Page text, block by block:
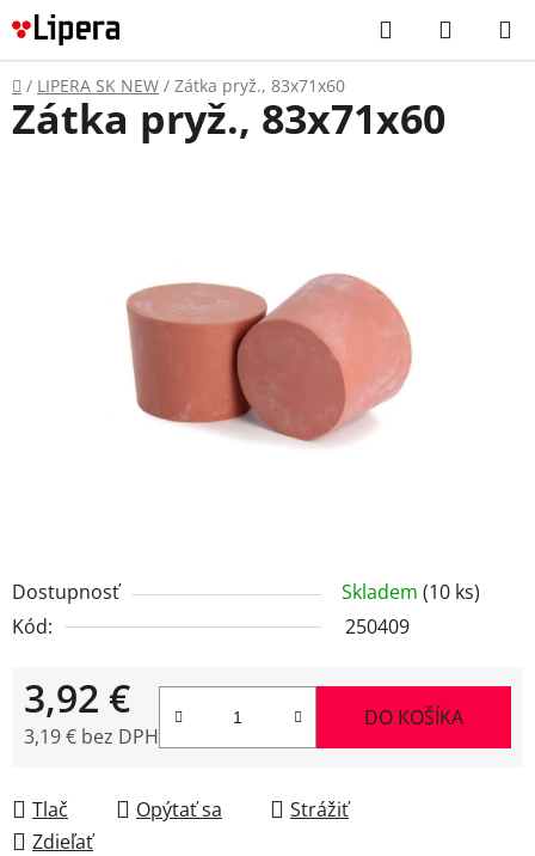
Prejsť
na
obsah
Hľadať
KOŠÍK
Domov
/ LIPERA SK NEW / Zátka pryž., 83x71x60
Dostupnosť Skladem (10 ks)
Kód:
250409
3,92 €
3,19 € bez DPH
DO KOŠÍKA
Tlač Opýtať sa
Strážiť
Zdieľať
Zátka pryž., 83x71x60